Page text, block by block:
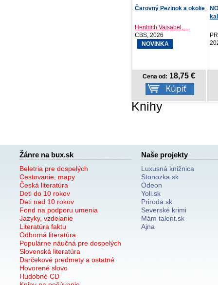
Čarovný Pezinok a okolie
Hentrich Vajsabel, ...
CBS, 2026
NOVINKA
Cena od: 18,75 €
Knihy
Žánre na bux.sk
Beletria pre dospelých
Cestovanie, mapy
Česká literatúra
Deti do 10 rokov
Deti nad 10 rokov
Fond na podporu umenia
Jazyky, vzdelanie
Literatúra faktu
Odborná literatúra
Populárne náučná pre dospelých
Slovenská literatúra
Darčekové predmety a ostatné
Hovorené slovo
Hudobné CD
Naše projekty
Luxusná knižnica
Stonozka.sk
Odeon
Yoli.sk
Priroda.sk
Severské krimi
Mám talent.sk
Ajna